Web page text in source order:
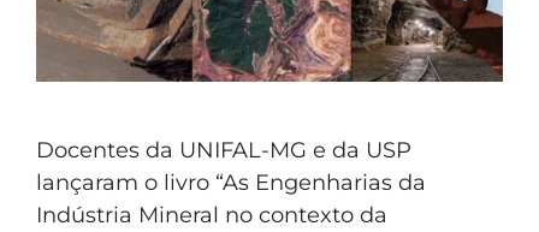
Docentes da UNIFAL-MG e da USP
lançaram o livro “As Engenharias da
Indústria Mineral no contexto da